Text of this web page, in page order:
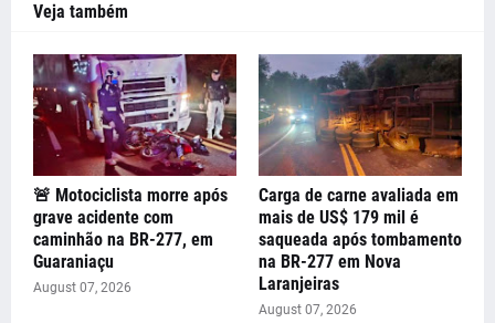
Veja também
🚨 Motociclista morre após
grave acidente com
caminhão na BR-277, em
Guaraniaçu
August 07, 2026
Carga de carne avaliada em
mais de US$ 179 mil é
saqueada após tombamento
na BR-277 em Nova
Laranjeiras
August 07, 2026